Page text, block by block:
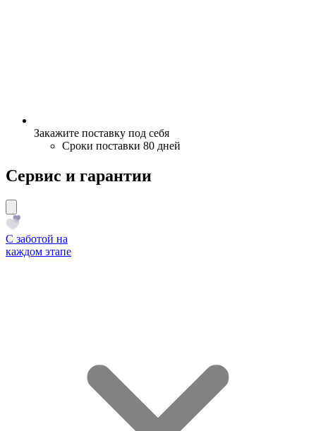
Закажите поставку под себя
Сроки поставки 80 дней
Сервис и гарантии
С заботой на
каждом этапе